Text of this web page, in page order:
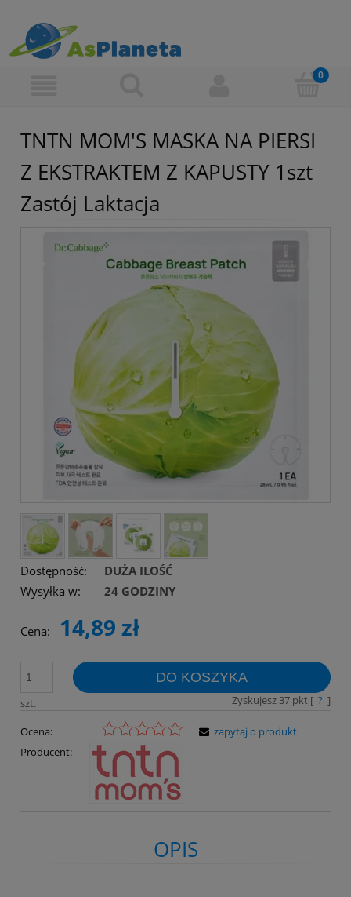
TNTN MOM'S MASKA NA PIERSI
Z EKSTRAKTEM Z KAPUSTY 1szt
Zastój Laktacja
Dostępność:
DUŻA ILOŚĆ
Wysyłka w:
24 GODZINY
Cena: 14,89 zł
szt.
DO KOSZYKA
Zyskujesz 37pkt [ ? ]
Ocena:
Producent:
zapytaj o produkt
OPIS